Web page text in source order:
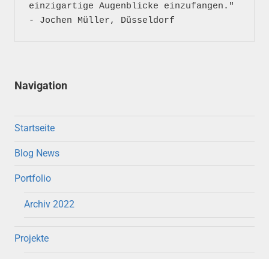
einzigartige Augenblicke einzufangen."
- Jochen Müller, Düsseldorf
Navigation
Startseite
Blog News
Portfolio
Archiv 2022
Projekte